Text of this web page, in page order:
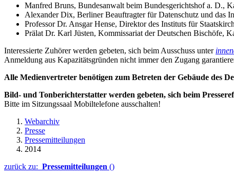
Manfred Bruns, Bundesanwalt beim Bundesgerichtshof a. D.,
Alexander Dix, Berliner Beauftragter für Datenschutz und das
Professor Dr. Ansgar Hense, Direktor des Instituts für
Prälat Dr. Karl Jüsten, Kommissariat der Deutschen Bischöfe,
Interessierte Zuhörer werden gebeten, sich beim Ausschuss unter
Anmeldung aus Kapazitätsgründen nicht immer den Zugang
Alle Medienvertreter benötigen zum Betreten der Gebäude des
Bild- und Tonberichterstatter werden gebeten, sich beim
Bitte im Sitzungssaal Mobiltelefone ausschalten!
Webarchiv
Presse
Pressemitteilungen
2014
zurück zu: Pressemitteilungen ()